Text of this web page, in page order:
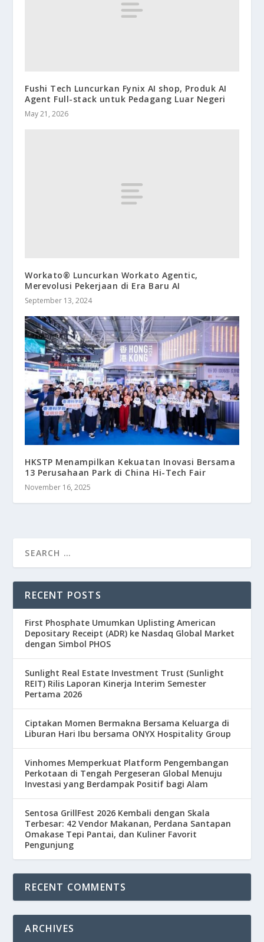
Fushi Tech Luncurkan Fynix AI shop, Produk AI
Agent Full-stack untuk Pedagang Luar Negeri
May 21, 2026
Workato® Luncurkan Workato Agentic,
Merevolusi Pekerjaan di Era Baru AI
September 13, 2024
HKSTP Menampilkan Kekuatan Inovasi Bersama
13 Perusahaan Park di China Hi-Tech Fair
November 16, 2025
RECENT POSTS
First Phosphate Umumkan Uplisting American
Depositary Receipt (ADR) ke Nasdaq Global Market
dengan Simbol PHOS
Sunlight Real Estate Investment Trust (Sunlight
REIT) Rilis Laporan Kinerja Interim Semester
Pertama 2026
Ciptakan Momen Bermakna Bersama Keluarga di
Liburan Hari Ibu bersama ONYX Hospitality Group
Vinhomes Memperkuat Platform Pengembangan
Perkotaan di Tengah Pergeseran Global Menuju
Investasi yang Berdampak Positif bagi Alam
Sentosa GrillFest 2026 Kembali dengan Skala
Terbesar: 42 Vendor Makanan, Perdana Santapan
Omakase Tepi Pantai, dan Kuliner Favorit
Pengunjung
RECENT COMMENTS
ARCHIVES